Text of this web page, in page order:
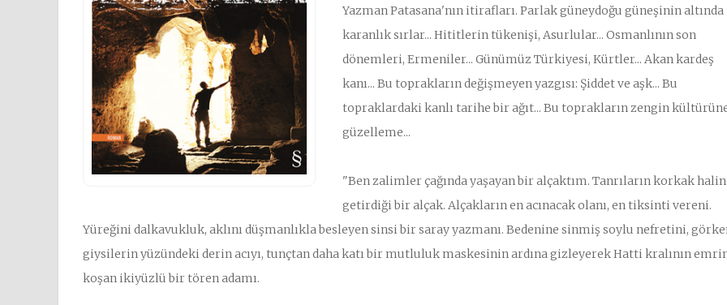
Yazman Patasana'nın itirafları. Parlak güneydoğu güneşinin altında
karanlık sırlar... Hititlerin tükenişi, Asurlular... Osmanlının son
dönemleri, Ermeniler... Günümüz Türkiyesi, Kürtler... Akan kardeş
kanı... Bu toprakların değişmeyen yazgısı: Şiddet ve aşk... Bu
topraklardaki kanlı tarihe bir ağıt... Bu toprakların zengin
güzelleme...
"Ben zalimler çağında yaşayan bir alçaktım. Tanrıların korkak
getirdiği bir alçak. Alçakların en acınacak olanı, en tiksinti vereni.
Yüreğini dalkavukluk, aklını düşmanlıkla besleyen sinsi bir saray yazmanı. Bedenine sinmiş soylu nefretini,
giysilerin yüzündeki derin acıyı, tunçtan daha katı bir mutluluk maskesinin ardına gizleyerek Hatti kralının
koşan ikiyüzlü bir tören adamı.